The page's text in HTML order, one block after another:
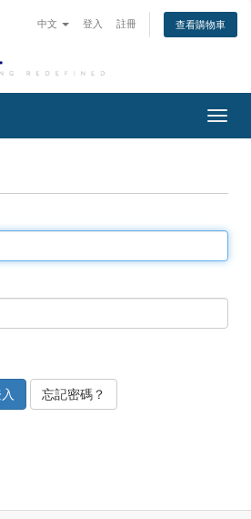
中文 登入 註冊 查看購物車
切
換
忘記密碼？